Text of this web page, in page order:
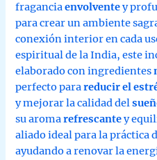
fraganciaenvolventey
para crear un ambiente
conexión interior en cada
espiritual de la India, este
elaborado con ingredientes
perfecto parareducir el
y mejorar la calidad del
su aromarefrescantey
aliado ideal para la práctica
ayudando a renovar la